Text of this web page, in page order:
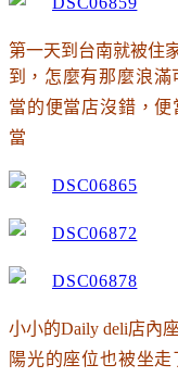
第一天到台南就被住
到 ，怎麼有那麼浪
當的便當店沒錯 ，
當
小小的Daily deli店內
陽光的座位也被坐走